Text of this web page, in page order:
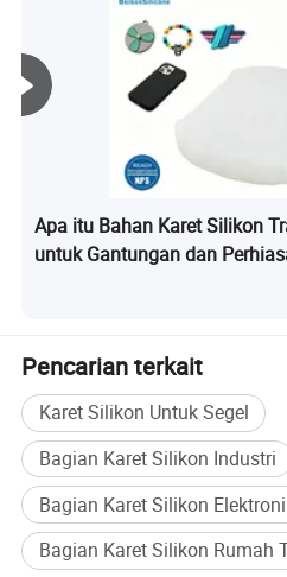
Apa itu Bahan Karet Silikon
untuk Gantungan dan
Pencarian terkait
Karet Silikon Untuk Segel
Bagian Karet Silikon Industri
Bagian Karet Silikon
Bagian Karet Silikon Rumah